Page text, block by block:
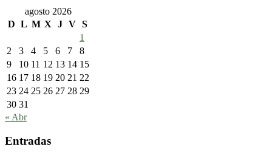
agosto 2026
D L M X J V S
1
2
3 4 5 6 7
8
9
10 11 12 13 14 15
16 17 18 19 20 21 22
23 24 25 26 27 28 29
30 31
« Abr
Entradas